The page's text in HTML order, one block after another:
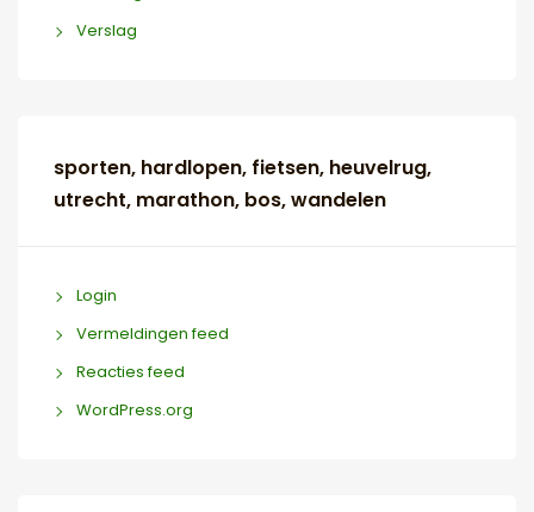
Verslag
sporten, hardlopen, fietsen, heuvelrug,
utrecht, marathon, bos, wandelen
Login
Vermeldingen feed
Reacties feed
WordPress.org